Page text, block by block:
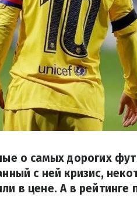
о самых дорогих
с ней кризис,
в цене. А в рейтинге